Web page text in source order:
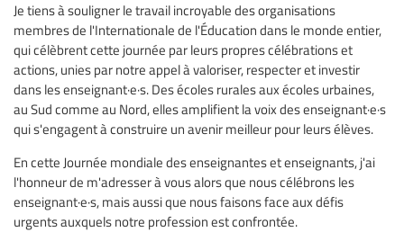
Je tiens à souligner le travail incroyable des organisations
membres de l'Internationale de l'Éducation dans le monde entier,
qui célèbrent cette journée par leurs propres célébrations et
actions, unies par notre appel à valoriser, respecter et investir
dans les enseignant·e·s. Des écoles rurales aux écoles urbaines,
au Sud comme au Nord, elles amplifient la voix des enseignant·e·s
qui s'engagent à construire un avenir meilleur pour leurs élèves.
En cette Journée mondiale des enseignantes et enseignants, j'ai
l'honneur de m'adresser à vous alors que nous célébrons les
enseignant·e·s, mais aussi que nous faisons face aux défis
urgents auxquels notre profession est confrontée.